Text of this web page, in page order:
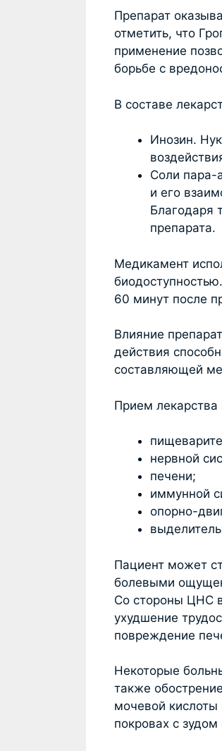
Препарат
отметить, что
применение
борьбе с
В составе
Инозин.
Соли пара-
и его
Благодаря
препарата.
Медикамент
60 минут после
Влияние
действия
составляющей
Прием
нервной
печени;
иммунной
опорно-
Пациент может
болевыми
Со стороны ЦНС
ухудшение
повреждение
Некоторые
также
мочевой
покровах с